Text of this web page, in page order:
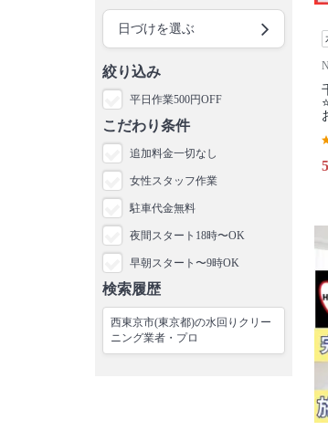
日づけを選ぶ
絞り込み
平日作業500円OFF
こだわり条件
追加料金一切なし
女性スタッフ作業
駐車代金無料
夜間スタート18時〜OK
早朝スタート〜9時OK
検索履歴
西東京市(東京都)の水回りクリー
ニング業者・プロ